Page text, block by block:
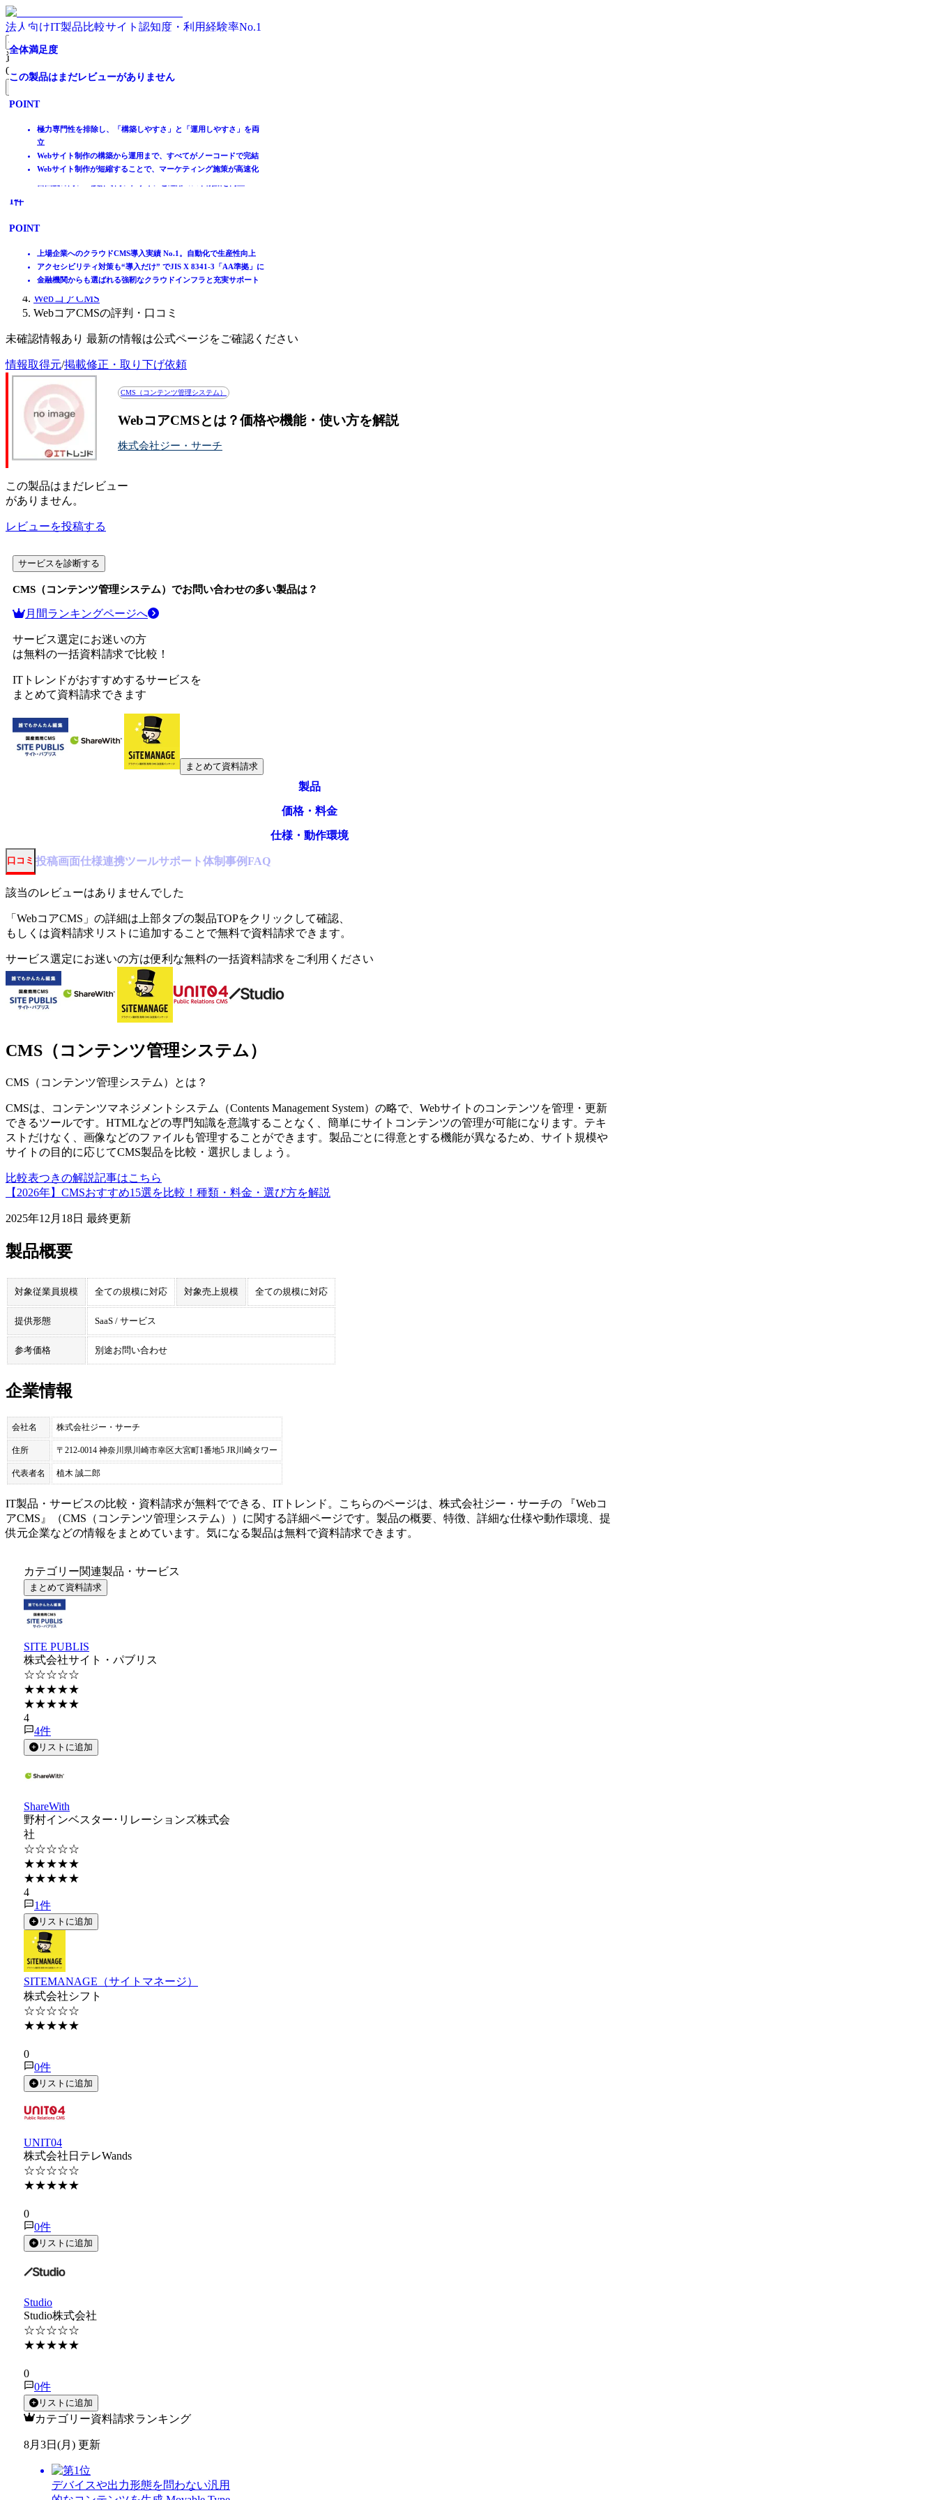
法人向けIT製品比較サイト 認知度・利用経験率No.1
資料請求リスト
0件
製品を探す
ランキングから探す
記事を読む
はじめての方へ
掲載について
動画で学ぶ
IT製品比較TOP
WEB
CMS（コンテンツ管理システム）
WebコアCMS
WebコアCMSの評判・口コミ
未確認情報あり 最新の情報は公式ページをご確認ください
情報取得元/掲載修正・取り下げ依頼
CMS（コンテンツ管理システム）
WebコアCMSとは？価格や機能・使い方を解説
株式会社ジー・サーチ
この製品はまだレビュー
がありません。
レビューを投稿する
サービスを診断する
CMS（コンテンツ管理システム） でお問い合わせの多い製品は？
月間ランキングページへ
サービス選定にお迷いの方
は無料の一括資料請求で比較！
ITトレンドがおすすめするサービスを
まとめて資料請求できます
まとめて資料請求
製品
価格・料金
仕様・動作環境
口コミ 投稿画面仕様連携ツールサポート体制 事例FAQ
該当のレビューはありませんでした
「 WebコアCMS 」の詳細は上部タブの製品TOPをクリックして確認、
もしくは資料請求リストに追加することで無料で資料請求できます。
サービス選定にお迷いの方は便利な無料の一括資料請求をご利用ください
日本企業のサイト運用に合わせて開発された国産商用
★★★★★
4件
POINT
見たまま編集とブロック構成で専門知識が無くても編集が可能
思い通りの権限や承認フローの設定が可能
会員機能など多彩な機能とフルオーダーも可能な拡張性
サイト運営を持続的運営へ導く、上場企業導入実績No.1ク
★★★★★
1件
POINT
上場企業へのクラウドCMS導入実績 No.1。自動化で生産性向上
アクセシビリティ対策も“導入だけ” でJIS X 8341-3「AA準拠」に
金融機関からも選ばれる強靭なクラウドインフラと充実サポート
全体満足度
この製品はまだレビューがありません
POINT
外部との連携やハイレベルなカスタマイズも可能
フェーズと合わせて、段階的に様々なサイト構築が可能
使いやすさにこだわった直感的に使える管理画面
高セキュリティな国産商用CMS：
全体満足度
この製品はまだレビューがありません
POINT
大規模サイトを中心に多数導入実績のあるクラウド型CMS
日本テレビグループ独自開発で高いセキュリティ水準をクリア
全体満足度
この製品はまだレビューがありません
POINT
極力専門性を排除し、「構築しやすさ」と「運用しやすさ」を両
立
Webサイト制作の構築から運用まで、すべてがノーコードで完結
Webサイト制作が短縮することで、マーケティング施策が高速化
CMS（コンテンツ管理システム）
CMS（コンテンツ管理システム） とは？
CMSは、コンテンツマネジメントシステム（Contents Management System）の略で、Webサイトのコンテンツを管理・更新
できるツールです。HTMLなどの専門知識を意識することなく、簡単にサイトコンテンツの管理が可能になります。テキ
ストだけなく、画像などのファイルも管理することができます。製品ごとに得意とする機能が異なるため、サイト規模や
サイトの目的に応じてCMS製品を比較・選択しましょう。
比較表つきの解説記事はこちら
【2026年】CMSおすすめ15選を比較！種類・料金・選び方を解説
2025年12月18日 最終更新
製品概要
対象従業員規模 全ての規模に対応 対象売上規模 全ての規模に対応
提供形態 SaaS / サービス
参考価格 別途お問い合わせ
企業情報
会社名 株式会社ジー・サーチ
住所 〒212-0014 神奈川県川崎市幸区大宮町1番地5 JR川崎タワー
代表者名 植木 誠二郎
IT製品・サービスの比較・資料請求が無料でできる、ITトレンド。こちらのページは、 株式会社ジー・サーチの 『Webコ
アCMS』（CMS（コンテンツ管理システム）
）に関する詳細ページです。製品の概要、特徴、詳細な仕様や動作環境、提
供元企業などの情報をまとめています。気になる製品は無料で資料請求できます。
カテゴリー関連製品・サービス
まとめて資料請求
SITE PUBLIS
株式会社サイト・パブリス
☆☆☆☆☆
★★★★★
★★★★★
4
4件
リストに追加
ShareWith
野村インベスター･リレーションズ株式会
社
☆☆☆☆☆
★★★★★
★★★★★
4
1件
リストに追加
SITEMANAGE（サイトマネージ）
株式会社シフト
☆☆☆☆☆
★★★★★
0
0件
リストに追加
UNIT04
株式会社日テレWands
☆☆☆☆☆
★★★★★
0
0件
リストに追加
Studio
Studio株式会社
☆☆☆☆☆
★★★★★
0
0件
リストに追加
カテゴリー資料請求ランキング
8月3日(月) 更新
デバイスや出力形態を問わない汎用